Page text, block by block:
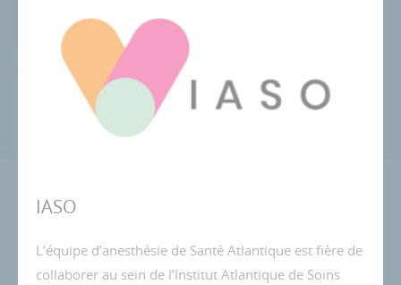
IASO
L’équipe d’anesthésie de Santé Atlantique est fière de
collaborer au sein de l’Institut Atlantique de Soins